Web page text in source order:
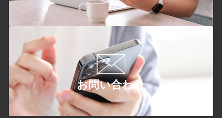
お問い合わせ